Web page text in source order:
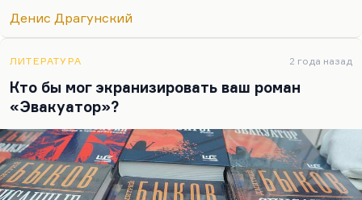
парикмахерской.
А что касается второго формата, то совершенно
очевидно, что в блогах большинство записей —
это короткие новеллы. И конечно, лучший
новеллист нашего времени, как мне
представляется — это Денис Драгунский. Он
вообще считает, что хороший рассказ надо
накрывать ладонью, и тогда это соответствует
идеальному объему.
Денис Драгунский
ЛИТЕРАТУРА 2 года назад
Кто бы мог экранизировать ваш роман
«Эвакуатор»?